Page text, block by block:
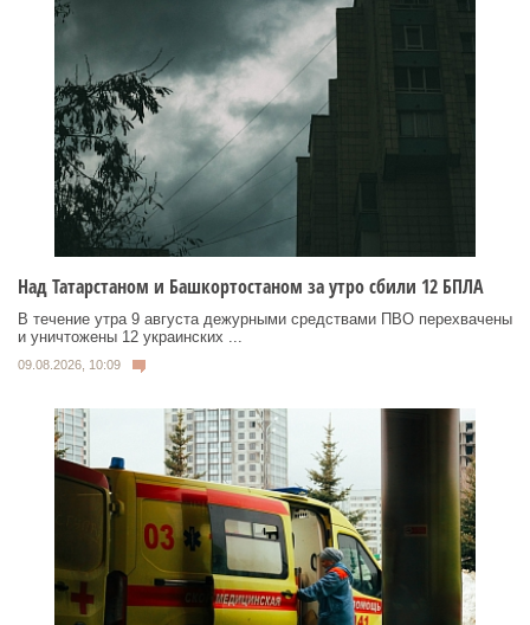
Над Татарстаном и Башкортостаном за утро сбили 12 БПЛА
В течение утра 9 августа дежурными средствами ПВО перехвачены
и уничтожены 12 украинских ...
09.08.2026, 10:09